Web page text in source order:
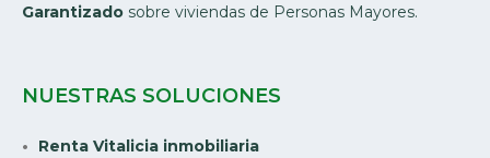
Garantizado sobre viviendas de Personas Mayores.
NUESTRAS SOLUCIONES
Renta Vitalicia inmobiliaria